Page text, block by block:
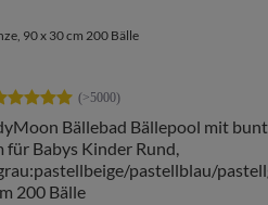
90 x 30 cm 200 Bälle
Bällebad Bällepool mit
für Babys Kinder Rund,
pastellblau/
200 Bälle